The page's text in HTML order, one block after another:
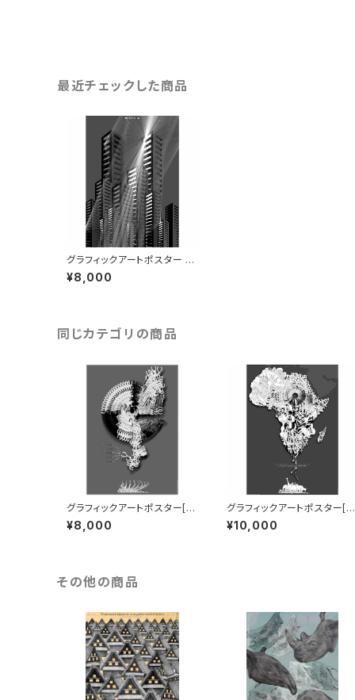
最近チェックした商品
グラフィックアートポスター [N
o Terrorism] B1サイズ
¥8,000
同じカテゴリの商品
グラフィックアートポスター[Vi
rus02] B1サイズ
¥8,000
グラフィックアートポスター[A
frica-Tanzania] B1サイズ
¥10,000
その他の商品